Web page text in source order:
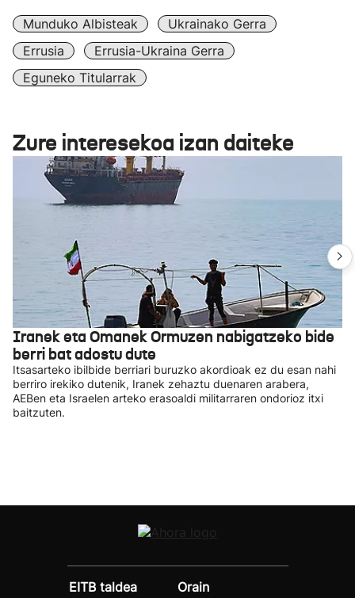
Munduko Albisteak
Ukrainako Gerra
Errusia
Errusia-Ukraina Gerra
Eguneko Titularrak
Zure interesekoa izan daiteke
Iranek eta Omanek Ormuzen nabigatzeko bide
berri bat adostu dute
Itsasarteko ibilbide berriari buruzko akordioak ez du esan nahi
berriro irekiko dutenik, Iranek zehaztu duenaren arabera,
AEBen eta Israelen arteko erasoaldi militarraren ondorioz itxi
baitzuten.
EITB taldea
Orain